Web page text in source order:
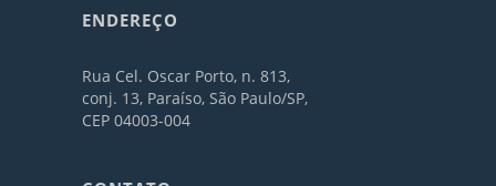
ENDEREÇO
Rua Cel. Oscar Porto, n. 813,
conj. 13, Paraíso, São Paulo/SP,
CEP 04003-004